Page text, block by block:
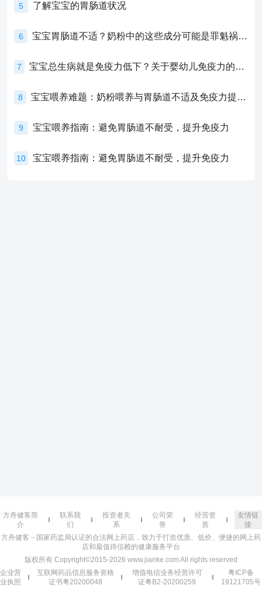
5 了解宝宝的胃肠道状况
6 宝宝胃肠道不适？奶粉中的这些成分可能是罪魁祸首！
7 宝宝总生病就是免疫力低下？关于婴幼儿免疫力的真相，家长必须了解！
8 宝宝喂养难题：奶粉喂养与胃肠道不适及免疫力提升的奥秘
9 宝宝喂养指南：避免胃肠道不耐受，提升免疫力
10 宝宝喂养指南：避免胃肠道不耐受，提升免疫力
方舟健客简
介
联系我
们
投资者关
系
公司荣
誉
经营资
质
友情链
接
方舟健客－国家药监局认证的合法网上药店，致力于打造优质、低价、便捷的网上药
店和最值得信赖的健康服务平台
版权所有 Copyright©2015-2026 www.jianke.com All rights reserved
企业营
业执照
互联网药品信息服务资格
证书粤20200048
增值电信业务经营许可
证粤B2-20200259
粤ICP备
19121705号